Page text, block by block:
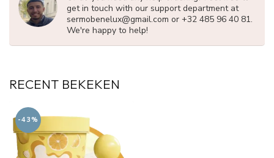
get in touch with our support department at
sermobenelux@gmail.com or +32 485 96 40 81.
We're happy to help!
RECENT BEKEKEN
-43%